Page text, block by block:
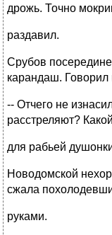
дрожь. Точно
раздавил.
Срубов
карандаш. Говорил
-- Отчего не
расстреляют?
для рабьей
Новодомской
сжала
руками.